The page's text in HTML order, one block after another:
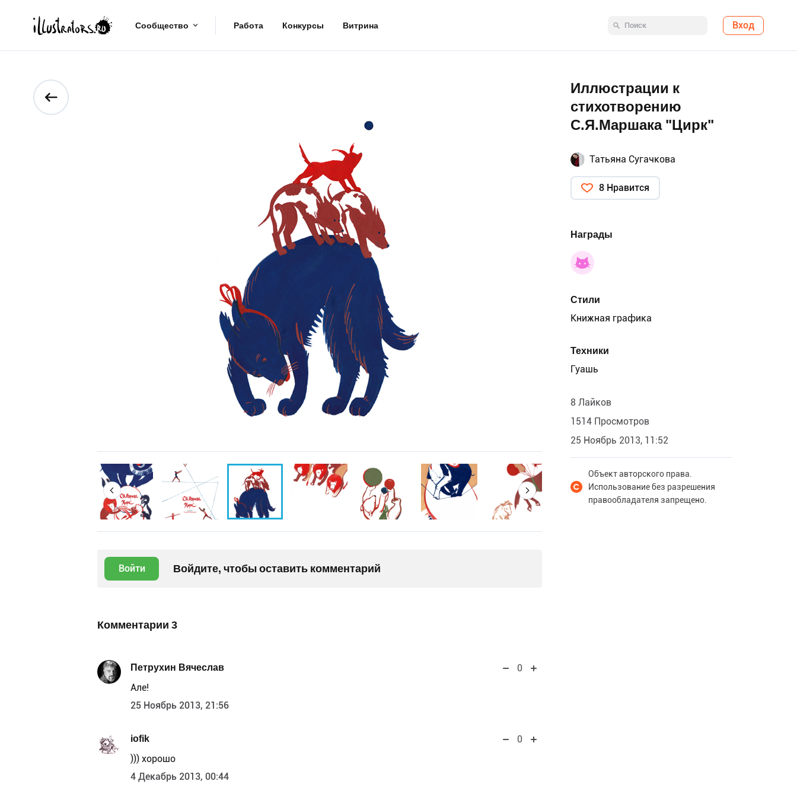
Сообщество Работа Конкурсы Витрина Вход
Войти Войдите, чтобы оставить комментарий
Комментарии 3
Петрухин Вячеслав
0
Але!
25 Ноябрь 2013, 21:56
iofik
0
))) хорошо
4 Декабрь 2013, 00:44
Иллюстрации к
стихотворению
С.Я.Маршака "Цирк"
Татьяна Сугачкова
8 Нравится
Награды
Стили
Книжная графика
Техники
Гуашь
8 Лайков
1514 Просмотров
25 Ноябрь 2013, 11:52
Объект авторского права.
Использование без разрешения
правообладателя запрещено.